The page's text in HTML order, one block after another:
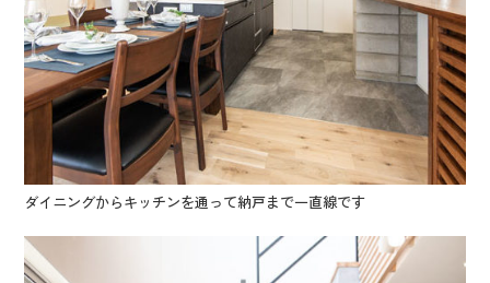
ダイニングからキッチンを通って納戸まで一直線です